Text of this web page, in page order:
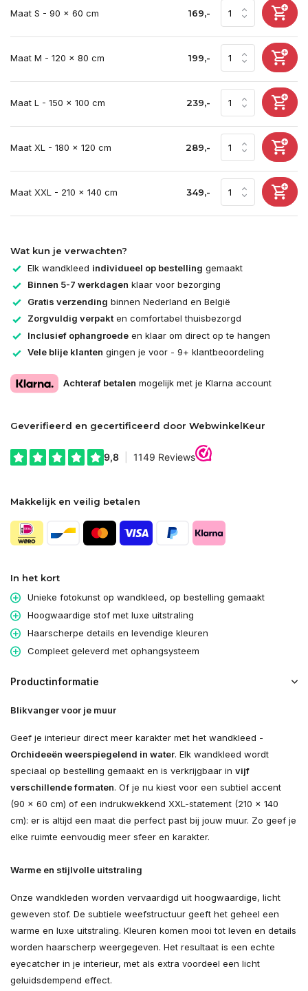
Maat S - 90 x 60 cm 169,-
Maat M - 120 x 80 cm 199,-
Maat L - 150 x 100 cm 239,-
Maat XL - 180 x 120 cm 289,-
Maat XXL - 210 x 140 cm 349,-
Wat kun je verwachten?
Elk wandkleed individueel op bestelling gemaakt
Binnen 5-7 werkdagen klaar voor bezorging
Gratis verzending binnen Nederland en België
Zorgvuldig verpakten comfortabel thuisbezorgd
Inclusief ophangroede en klaar om direct op te hangen
Vele blije klanten gingen je voor - 9+ klantbeoordeling
Achteraf betalen mogelijk met je Klarna account
Geverifieerd en gecertificeerd door WebwinkelKeur
Makkelijk en veilig betalen
In het kort
Unieke fotokunst op wandkleed, op bestelling gemaakt
Hoogwaardige stof met luxe uitstraling
Haarscherpe details en levendige kleuren
Compleet geleverd met ophangsysteem
Productinformatie
Blikvanger voor je muur
Geef je interieur direct meer karakter met het wandkleed -
Orchideeën weerspiegelend in water. Elk wandkleed wordt
speciaal op bestelling gemaakt en is verkrijgbaar in vijf
verschillende formaten. Of je nu kiest voor een subtiel accent
(90 × 60 cm) of een indrukwekkend XXL-statement (210 × 140
cm): er is altijd een maat die perfect past bij jouw muur. Zo geef je
elke ruimte eenvoudig meer sfeer en karakter.
Warme en stijlvolle uitstraling
Onze wandkleden worden vervaardigd uit hoogwaardige, licht
geweven stof. De subtiele weefstructuur geeft het geheel een
warme en luxe uitstraling. Kleuren komen mooi tot leven en details
worden haarscherp weergegeven. Het resultaat is een echte
eyecatcher in je interieur, met als extra voordeel een licht
geluidsdempend effect.